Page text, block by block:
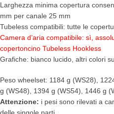
Larghezza minima copertura
mm per canale 25 mm
Tubeless compatibili: tutte le
Camera d’aria compatibile: sì,
copertoncino Tubeless Hookless
Grafiche: bianco lucido, altri colori
Peso wheelset: 1184 g (WS28),
g (WS48), 1394 g (WS54), 1446 g
Attenzione: i pesi sono rilevati a